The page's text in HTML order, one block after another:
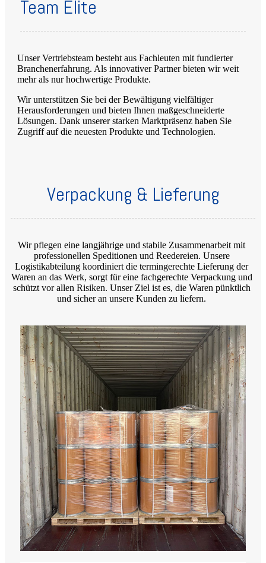
Team Elite
Unser Vertriebsteam besteht aus Fachleuten mit fundierter
Branchenerfahrung. Als innovativer Partner bieten wir weit
mehr als nur hochwertige Produkte.
Wir unterstützen Sie bei der Bewältigung vielfältiger
Herausforderungen und bieten Ihnen maßgeschneiderte
Lösungen. Dank unserer starken Marktpräsenz haben Sie
Zugriff auf die neuesten Produkte und Technologien.
Verpackung & Lieferung
Wir pflegen eine langjährige und stabile Zusammenarbeit mit
professionellen Speditionen und Reedereien. Unsere
Logistikabteilung koordiniert die termingerechte Lieferung der
Waren an das Werk, sorgt für eine fachgerechte Verpackung und
schützt vor allen Risiken. Unser Ziel ist es, die Waren pünktlich
und sicher an unsere Kunden zu liefern.